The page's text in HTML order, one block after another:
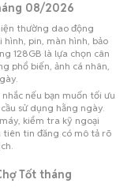
08/2026
thường dao động
pin, màn hình, bảo
128GB là lựa chọn cân
phổ biến, ảnh cá nhân,
nếu bạn muốn tối ưu
sử dụng hằng ngày.
kiểm tra kỹ ngoại
tiên tin đăng có mô tả rõ
Tốt tháng